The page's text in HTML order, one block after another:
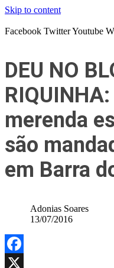
Skip to content
Facebook TwitterYoutube
DEU NO
merenda
são
em Barra
Adonias Soares
13/07/2016
Facebook